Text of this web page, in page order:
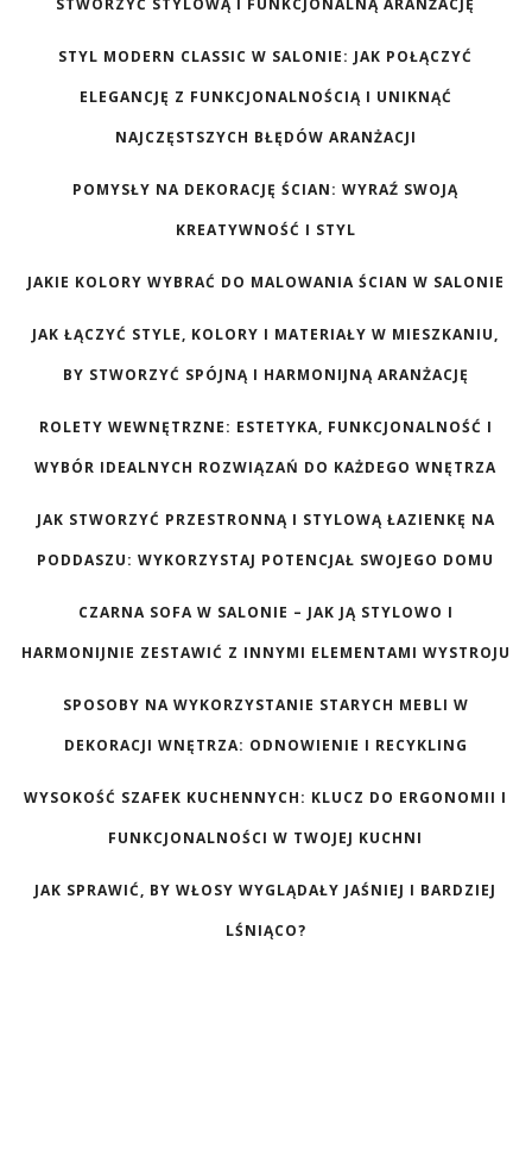
STWORZYĆ STYLOWĄ I FUNKCJONALNĄ ARANŻACJĘ
STYL MODERN CLASSIC W SALONIE: JAK POŁĄCZYĆ
ELEGANCJĘ Z FUNKCJONALNOŚCIĄ I UNIKNĄĆ
NAJCZĘSTSZYCH BŁĘDÓW ARANŻACJI
POMYSŁY NA DEKORACJĘ ŚCIAN: WYRAŹ SWOJĄ
KREATYWNOŚĆ I STYL
JAKIE KOLORY WYBRAĆ DO MALOWANIA ŚCIAN W SALONIE
JAK ŁĄCZYĆ STYLE, KOLORY I MATERIAŁY W MIESZKANIU,
BY STWORZYĆ SPÓJNĄ I HARMONIJNĄ ARANŻACJĘ
ROLETY WEWNĘTRZNE: ESTETYKA, FUNKCJONALNOŚĆ I
WYBÓR IDEALNYCH ROZWIĄZAŃ DO KAŻDEGO WNĘTRZA
JAK STWORZYĆ PRZESTRONNĄ I STYLOWĄ ŁAZIENKĘ NA
PODDASZU: WYKORZYSTAJ POTENCJAŁ SWOJEGO DOMU
CZARNA SOFA W SALONIE – JAK JĄ STYLOWO I
HARMONIJNIE ZESTAWIĆ Z INNYMI ELEMENTAMI WYSTROJU
SPOSOBY NA WYKORZYSTANIE STARYCH MEBLI W
DEKORACJI WNĘTRZA: ODNOWIENIE I RECYKLING
WYSOKOŚĆ SZAFEK KUCHENNYCH: KLUCZ DO ERGONOMII I
FUNKCJONALNOŚCI W TWOJEJ KUCHNI
JAK SPRAWIĆ, BY WŁOSY WYGLĄDAŁY JAŚNIEJ I BARDZIEJ
LŚNIĄCO?